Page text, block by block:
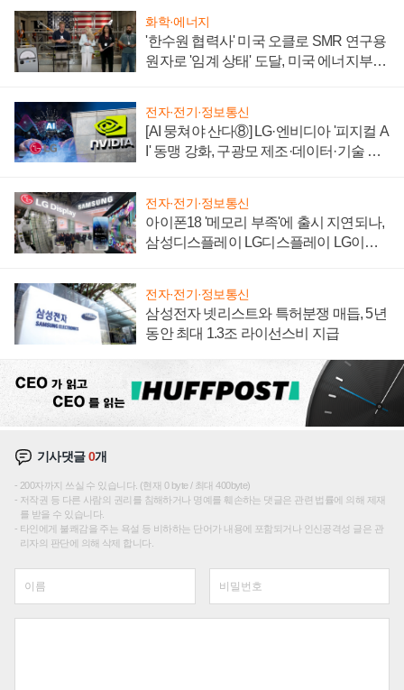
화학·에너지
'한수원 협력사' 미국 오클로 SMR 연구용
원자로 '임계 상태' 도달, 미국 에너지부
전자·전기·정보통신
[AI 뭉쳐야 산다⑧] LG·엔비디아 '피지컬 A
I' 동맹 강화, 구광모 제조·데이터·기술 결
전자·전기·정보통신
아이폰18 '메모리 부족'에 출시 지연되나,
삼성디스플레이 LG디스플레이 LG이노
전자·전기·정보통신
삼성전자 넷리스트와 특허분쟁 매듭, 5년
동안 최대 1.3조 라이선스비 지급
기사댓글0개
200자까지 쓰실 수 있습니다. (현재 0 byte / 최대 400byte)
저작권 등 다른 사람의 권리를 침해하거나 명예를 훼손하는 댓글은 관련 법률에 의해 제재
를 받을 수 있습니다.
타인에게 불쾌감을 주는 욕설 등 비하하는 단어가 내용에 포함되거나 인신공격성 글은 관
리자의 판단에 의해 삭제 합니다.